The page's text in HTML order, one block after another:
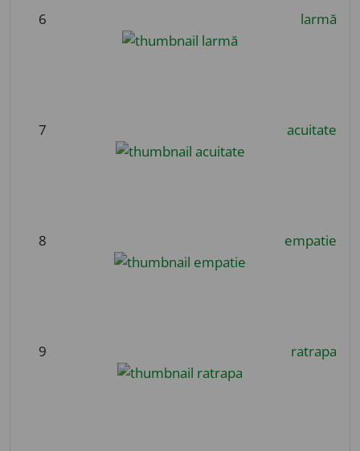
6 larmă
7 acuitate
8 empatie
9 ratrapa